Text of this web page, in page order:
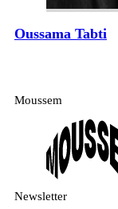
Oussama Tabti
Moussem
Newsletter